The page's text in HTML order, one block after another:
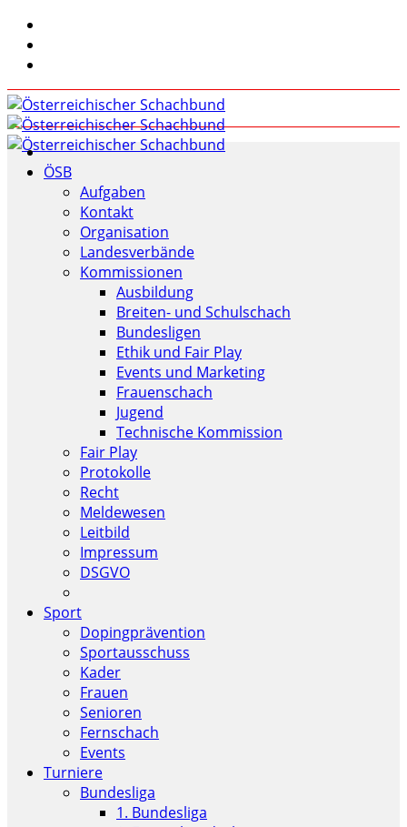
ÖSB
Aufgaben
Kontakt
Organisation
Landesverbände
Kommissionen
Ausbildung
Breiten- und Schulschach
Bundesligen
Ethik und Fair Play
Events und Marketing
Frauenschach
Jugend
Technische Kommission
Fair Play
Protokolle
Recht
Meldewesen
Leitbild
Impressum
DSGVO
Sport
Dopingprävention
Sportausschuss
Kader
Frauen
Senioren
Fernschach
Events
Turniere
Bundesliga
1. Bundesliga